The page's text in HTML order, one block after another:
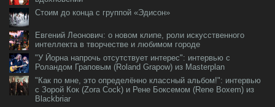
Стоим до конца с группой «Эдисон»
Евгений Леонович: о новом клипе, роли искусственного
интеллекта в творчестве и любимом городе
"У Йорна напрочь отсутствует интерес": интервью с
Роландом Граповым (Roland Grapow) из Masterplan
"Как по мне, это определённо классный альбом!": интервью
с Зорой Кок (Zora Cock) и Рене Боксемом (Rene Boxem) из
Blackbriar